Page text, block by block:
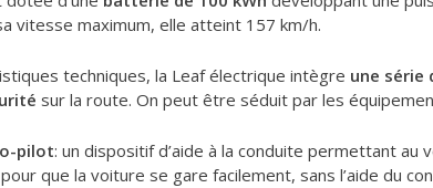
vitesse maximum, elle atteint 157 km/h.
techniques, la Leaf électrique intègre une série
sur la route. On peut être séduit par les
pilot: un dispositif d’aide à la conduite permettant au
que la voiture se gare facilement, sans l’aide du